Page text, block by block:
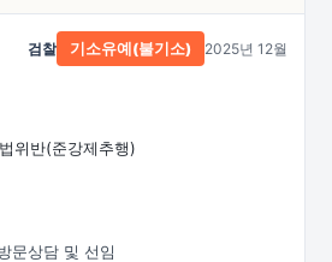
위반(준강제추행)
검찰 기소유예(불기소) 2025년 12월
문상담 및 선임